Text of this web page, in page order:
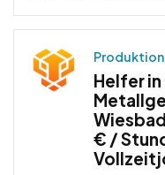
Helfer
€ /